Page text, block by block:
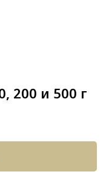
200 и 500 г